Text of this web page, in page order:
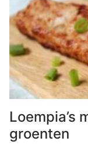
Loempia’s
groenten